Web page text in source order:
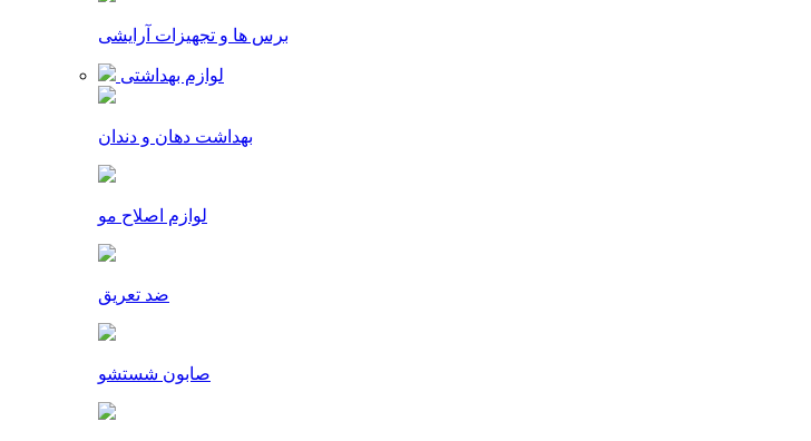
برس ها و تجهیزات آرایشی
لوازم بهداشتی
بهداشت دهان و دندان
لوازم اصلاح مو
ضد تعریق
صابون شستشو